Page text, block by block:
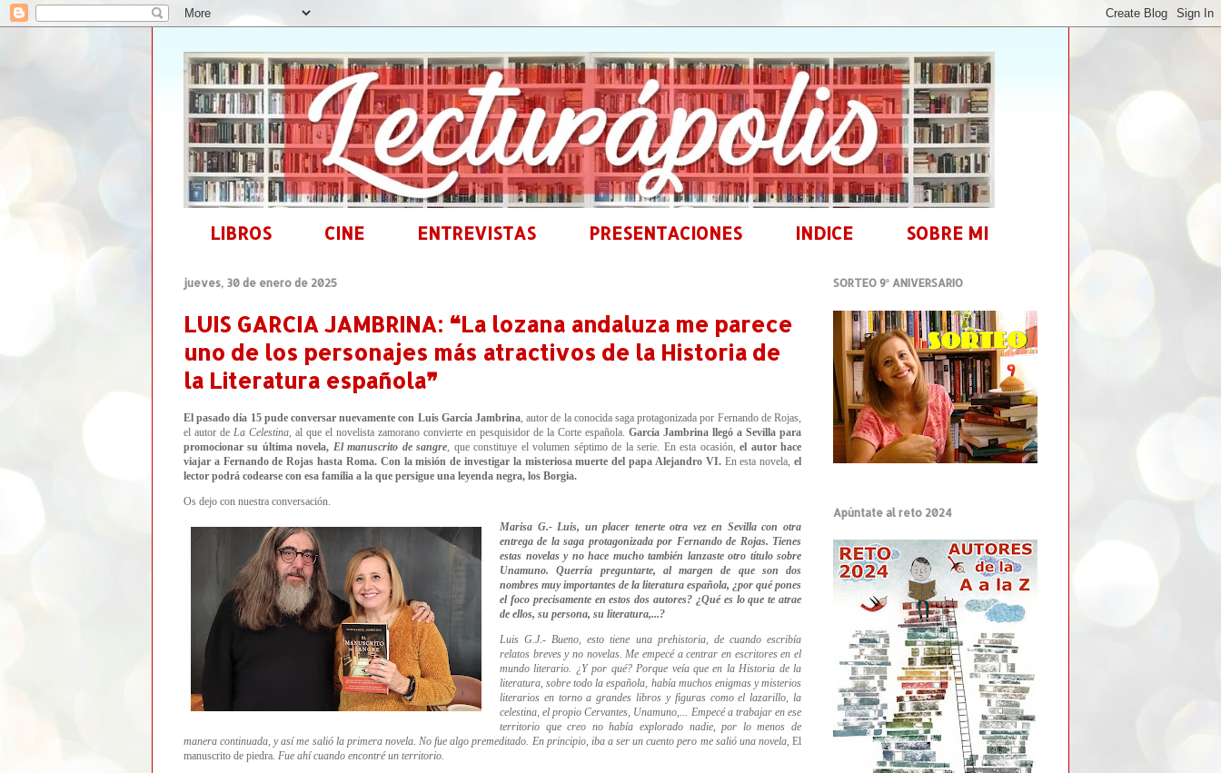
LIBROS CINE ENTREVISTAS PRESENTACIONES INDICE SOBRE MI
jueves, 30 de enero de 2025
LUIS GARCIA JAMBRINA: ❝La lozana andaluza me parece
uno de los personajes más atractivos de la Historia de
la Literatura española❞
El pasado día 15 pude conversar nuevamente con Luis García Jambrina , autor de la conocida saga protagonizada por Fernando de Rojas,
el autor de La Celestina , al que el novelista zamorano convierte en pesquisidor de la Corte española. García Jambrina llegó a Sevilla para
promocionar su última novela, El manuscrito de sangre , que constituye el volumen séptimo de la serie. En esta ocasión,el autor hace
viajar a Fernando de Rojas hasta Roma. Con la misión de investigar la misteriosa muerte del papa Alejandro VI. En esta novela,el
lector podrá codearse con esa familia a la que persigue una leyenda negra, los Borgia.
Os dejo con nuestra conversación.
Marisa G.- Luis, un placer tenerte otra vez en Sevilla con otra
entrega de la saga protagonizada por Fernando de Rojas. Tienes
estas novelas y no hace mucho también lanzaste otro título sobre
Unamuno. Querría preguntarte, al margen de que son dos
nombres muy importantes de la literatura española, ¿por qué pones
el foco precisamente en estos dos autores? ¿Qué es lo que te atrae
de ellos, su persona, su literatura,...?
Luis G.J.- Bueno, esto tiene una prehistoria, de cuando escribía
relatos breves y no novelas. Me empecé a centrar en escritores en el
mundo literario.
¿Y por qué? Porque veía que en la Historia de la
literatura, sobre todo la española, había muchos enigmas y misterios
literarios en torno a grandes libros y figuras como el lazarillo, la
celestina, el propio Cervantes, Unamuno,... Empecé a trabajar en ese
territorio que creo no había explorado nadie, por lo menos de
manera continuada, y así me salió la primera novela. No fue algo premeditado. En principio, iba a ser un cuento pero me salió una novela, El
manuscrito de piedra . Fue ahí cuando encontré un territorio.
SORTEO 9º ANIVERSARIO
Apúntate al reto 2024